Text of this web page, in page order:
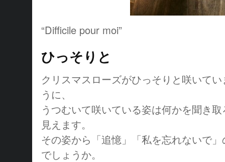
“Difficile pour moi”
ひっそりと
クリスマスローズがひっそりと咲いて
うに、
うつむいて咲いている姿は何かを聞き
見えます。
その姿から「追憶」「私を忘れないで
でしょうか。